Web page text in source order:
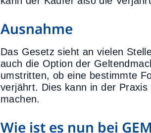
Ausnahme
Das Gesetz sieht an vielen
auch die Option der
umstritten, ob eine bestimmte
verjährt. Dies kann in der
machen.
Wie ist es nun bei